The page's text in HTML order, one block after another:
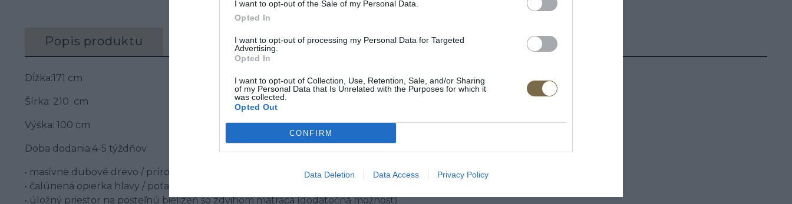
I want to opt-out of the Sale of my Personal Data.
Opted In
I want to opt-out of processing my Personal Data for Targeted
Advertising.
Opted In
I want to opt-out of Collection, Use, Retention, Sale, and/or Sharing
of my Personal Data that Is Unrelated with the Purposes for which it
was collected.
Opted Out
CONFIRM
Data Deletion Data Access Privacy Policy
Popis produktu Recenzie (0)
Dĺžka:171 cm
Šírka: 210 cm
Výška: 100 cm
Doba dodania:4-5 týždňov
• masívne dubové drevo / prírodná dubová dyha
• čalúnená opierka hlavy / poťahová látka
• úložný priestor na posteľnú bielizeň so zdvihom matraca (dodatočná možnosť)